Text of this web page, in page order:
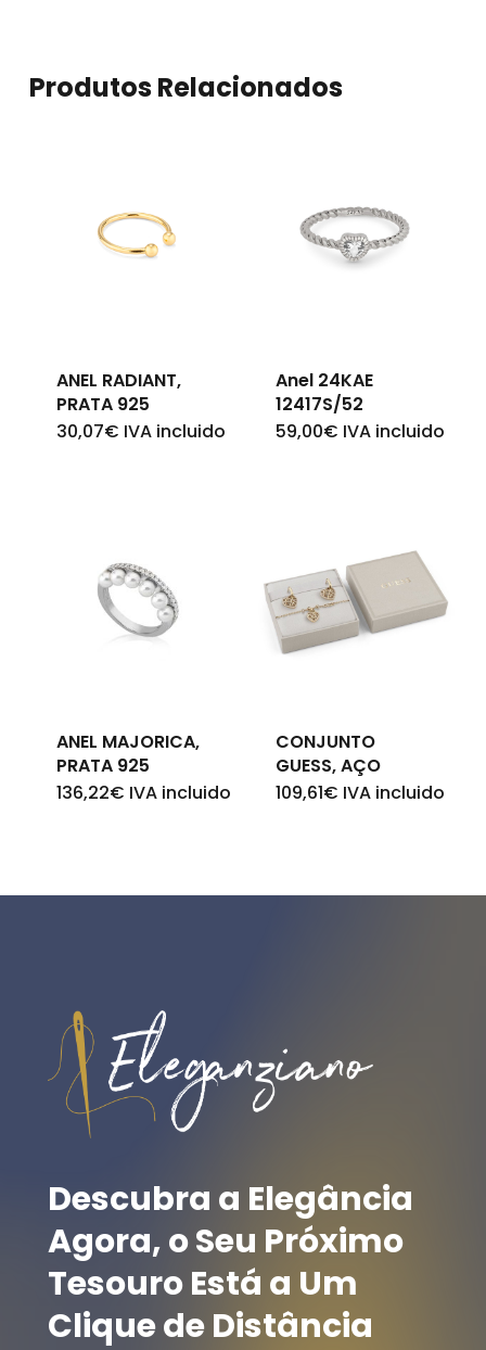
Nenhum produto no
carrinho.
Produtos Relacionados
ANEL RADIANT,
PRATA 925
30,07€ IVA incluido
Anel 24KAE
12417S/52
59,00€ IVA incluido
ANEL MAJORICA,
PRATA 925
136,22€ IVA incluido
CONJUNTO
GUESS, AÇO
109,61€ IVA incluido
Descubra a Elegância
Agora,oSeu Próximo
TesouroEstá a Um
CliquedeDistância